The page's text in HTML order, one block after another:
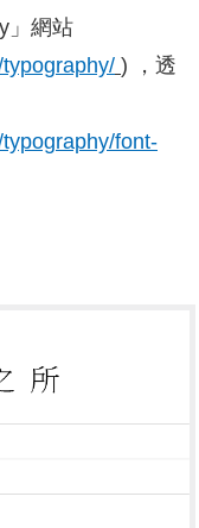
」網站
) ，透
font-